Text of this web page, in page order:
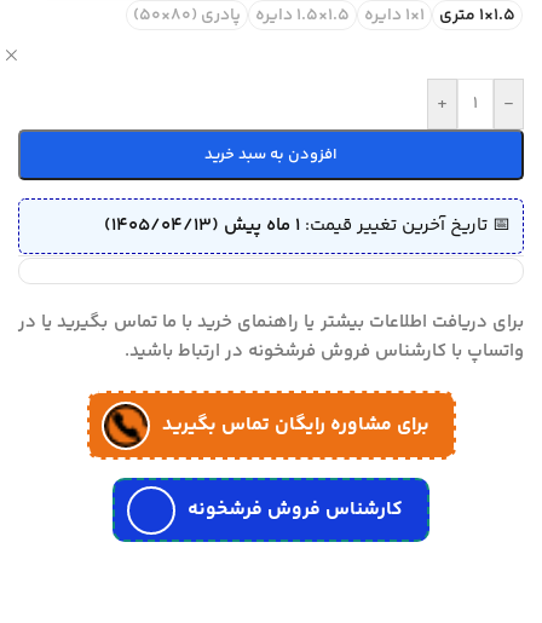
1.5×1 متری
1×1 دایره 1.5×1.5 دایره پادری (80×50)
-
+
افزودن به سبد خرید
📅 تاریخ آخرین تغییر قیمت: 1 ماه پیش (1405/04/13)
برای دریافت اطلاعات بیشتر یا راهنمای خرید با ما تماس بگیرید یا در
واتساپ با کارشناس فروش فرشخونه در ارتباط باشید.
برای مشاوره رایگان تماس بگیرید
کارشناس فروش فرشخونه